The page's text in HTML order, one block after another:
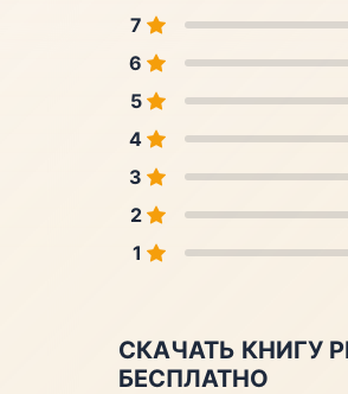
7
6
5
4
3
2
1
СКАЧАТЬ КНИГУ
БЕСПЛАТНО